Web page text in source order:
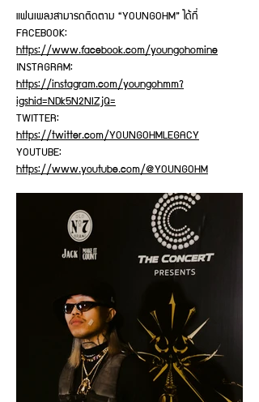
แฟนเพลงสามารถติดตาม “YOUNGOHM” ได้ที่
FACEBOOK:
https://www.facebook.com/youngohomine
INSTAGRAM:
https://instagram.com/youngohmm?
igshid=NDk5N2NlZjQ=
TWITTER:
https://twitter.com/YOUNGOHMLEGACY
YOUTUBE:
https://www.youtube.com/@YOUNGOHM